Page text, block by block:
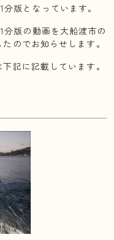
版となっています。
版の動画を大船渡市の
のでお知らせします。
記に記載しています。